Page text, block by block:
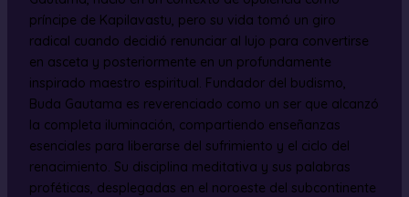
príncipe de Kapilavastu, pero su vida tomó un giro
radical cuando decidió renunciar al lujo para convertirse
en asceta y posteriormente en un profundamente
inspirado maestro espiritual. Fundador del budismo,
Buda Gautama es reverenciado como un ser que alcanzó
la completa iluminación, compartiendo enseñanzas
esenciales para liberarse del sufrimiento y el ciclo del
renacimiento. Su disciplina meditativa y sus palabras
proféticas, desplegadas en el noroeste del subcontinente